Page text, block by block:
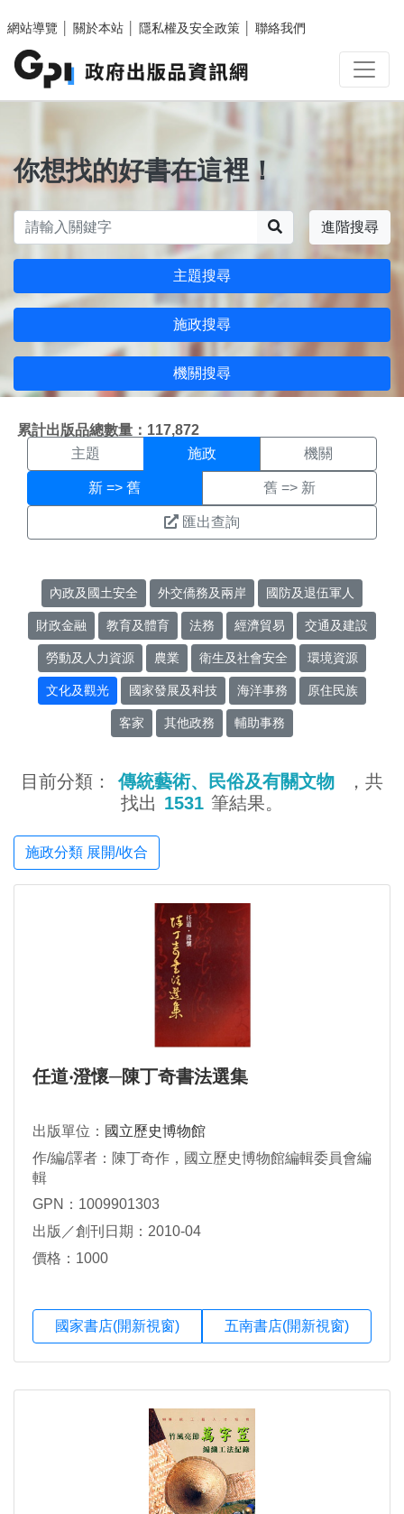
網站導覽
關於本站 隱私權及安全政策 聯絡我們
你想找的好書在這裡！
進階搜尋
主題搜尋
施政搜尋
機關搜尋
累計出版品總數量：117,872
施政搜尋結果頁面
主題 施政 機關
新 => 舊 舊 => 新
匯出查詢
內政及國土安全 外交僑務及兩岸 國防及退伍軍人
財政金融 教育及體育 法務 經濟貿易 交通及建設
勞動及人力資源 農業 衛生及社會安全 環境資源
文化及觀光 國家發展及科技 海洋事務 原住民族
客家 其他政務 輔助事務
目前分類： 傳統藝術、民俗及有關文物
，共
找出 1531 筆結果。
施政分類 展開/收合
任道‧澄懷─陳丁奇書法選集
出版單位： 國立歷史博物館
作/編/譯者：陳丁奇作，國立歷史博物館編輯委員會編
輯
GPN：1009901303
出版／創刊日期：2010-04
價格：1000
國家書店(開新視窗) 五南書店(開新視窗)